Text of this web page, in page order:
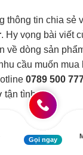
thông tin chia sẻ
. Hy vọng bài viết
về dòng sản
cầu muốn
0789 500
tận tình.
HỆ:
Gọi ngay